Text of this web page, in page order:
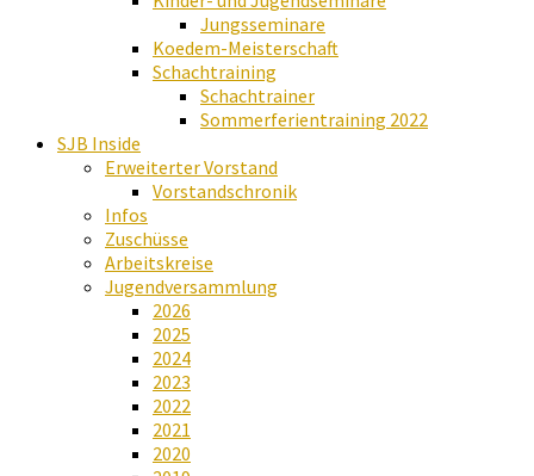
Jungsseminare
Koedem-Meisterschaft
Schachtraining
Schachtrainer
Sommerferientraining 2022
SJB Inside
Erweiterter Vorstand
Vorstandschronik
Infos
Zuschüsse
Arbeitskreise
Jugendversammlung
2026
2025
2024
2023
2022
2021
2020